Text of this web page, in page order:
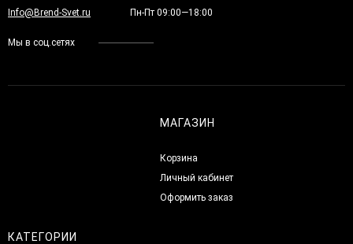
Info@Brend-Svet.ru Пн-Пт 09:00—18:00
Мы в соц.сетях
МАГАЗИН
Корзина
Личный кабинет
Оформить заказ
КАТЕГОРИИ